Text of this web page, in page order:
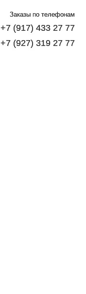
Заказы по телефонам
+7 (917) 433 27 77
+7 (927) 319 27 77